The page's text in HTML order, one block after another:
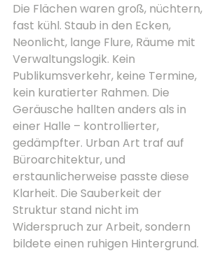
Die Flächen waren groß, nüchtern,
fast kühl. Staub in den Ecken,
Neonlicht, lange Flure, Räume mit
Verwaltungslogik. Kein
Publikumsverkehr, keine Termine,
kein kuratierter Rahmen. Die
Geräusche hallten anders als in
einer Halle – kontrollierter,
gedämpfter. Urban Art traf auf
Büroarchitektur, und
erstaunlicherweise passte diese
Klarheit. Die Sauberkeit der
Struktur stand nicht im
Widerspruch zur Arbeit, sondern
bildete einen ruhigen Hintergrund.